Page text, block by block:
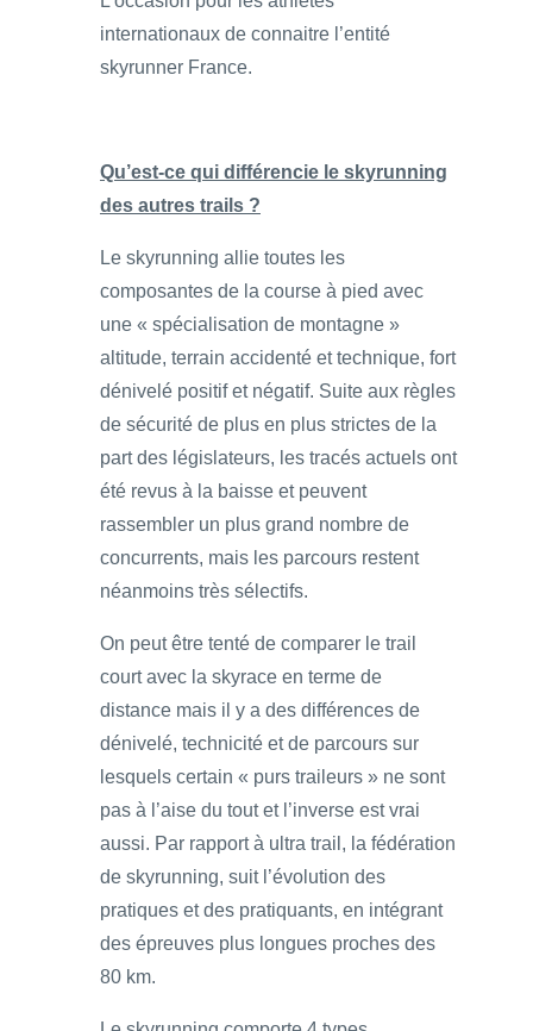
internationaux de connaitre l’entité
skyrunner France.
Qu’est-ce qui différencie le skyrunning
des autres trails ?
Le skyrunning allie toutes les
composantes de la course à pied avec
une « spécialisation de montagne »
altitude, terrain accidenté et technique, fort
dénivelé positif et négatif. Suite aux règles
de sécurité de plus en plus strictes de la
part des législateurs, les tracés actuels ont
été revus à la baisse et peuvent
rassembler un plus grand nombre de
concurrents, mais les parcours restent
néanmoins très sélectifs.
On peut être tenté de comparer le trail
court avec la skyrace en terme de
distance mais il y a des différences de
dénivelé, technicité et de parcours sur
lesquels certain « purs traileurs » ne sont
pas à l’aise du tout et l’inverse est vrai
aussi. Par rapport à ultra trail, la fédération
de skyrunning, suit l’évolution des
pratiques et des pratiquants, en intégrant
des épreuves plus longues proches des
80 km.